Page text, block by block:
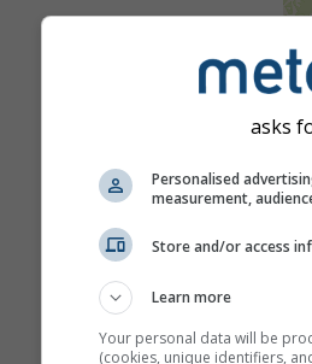
asks
Personalised
measurement,
Store and/or access
Learn more
Your personal data will be
(cookies, unique identifiers,